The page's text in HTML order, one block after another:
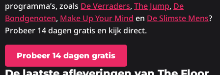
programma’s, zoals De Verraders, The Jump, De
Bondgenoten, Make Up Your Mind en De Slimste Mens?
Probeer 14 dagen gratis en kijk direct.
Probeer 14 dagen gratis